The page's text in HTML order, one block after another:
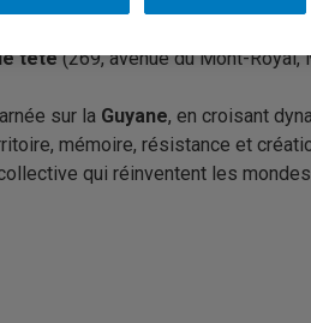
tête(269, avenue du Mont-Royal,
sur la Guyane, en croisant
mémoire, résistance et
qui réinventent les mondes